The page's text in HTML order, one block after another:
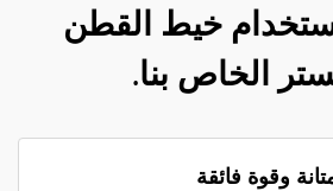
خيط القطن
الخاص بنا.
وقوة فائقة